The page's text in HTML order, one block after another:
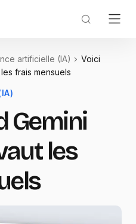
artificielle (IA)
Voici
frais mensuels
Gemini
les